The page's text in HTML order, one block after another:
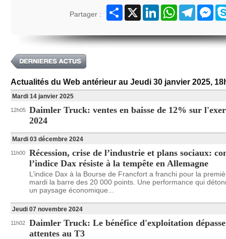
Partager :
Partager
X LinkedInWhatsAppTelegram
Actualités du Web antérieur au Jeudi 30 janvier 2025,
Mardi 14 janvier 2025
12h05 Daimler Truck: ventes en baisse de 12% sur
2024
Mardi 03 décembre 2024
11h00
Récession, crise de l’industrie et plans sociaux:
l’indice Dax résiste à la tempête en Allemagne
L’indice Dax à la Bourse de Francfort a franchi pour la
mardi la barre des 20 000 points. Une performance qui
un paysage économique...
Jeudi 07 novembre 2024
11h02
Daimler Truck: Le bénéfice d'exploitation
attentes au T3